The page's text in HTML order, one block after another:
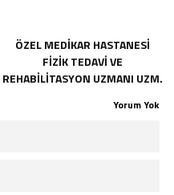
ÖZEL MEDİKAR HASTANESİ
FİZİK TEDAVİ VE
REHABİLİTASYON UZMANI UZM.
Yorum Yok